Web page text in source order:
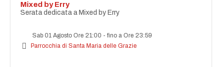
Mixed by Erry
Serata dedicata a Mixed by Erry
Sab 01 Agosto Ore 21:00 -fino a Ore 23:59
Parrocchia di Santa Maria delle Grazie